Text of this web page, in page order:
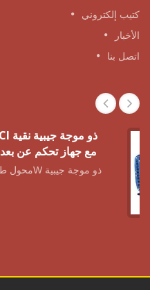
كتيب إلكتروني
الأخبار
اتصل بنا
2000W مع جهاز تحكم عن بعد